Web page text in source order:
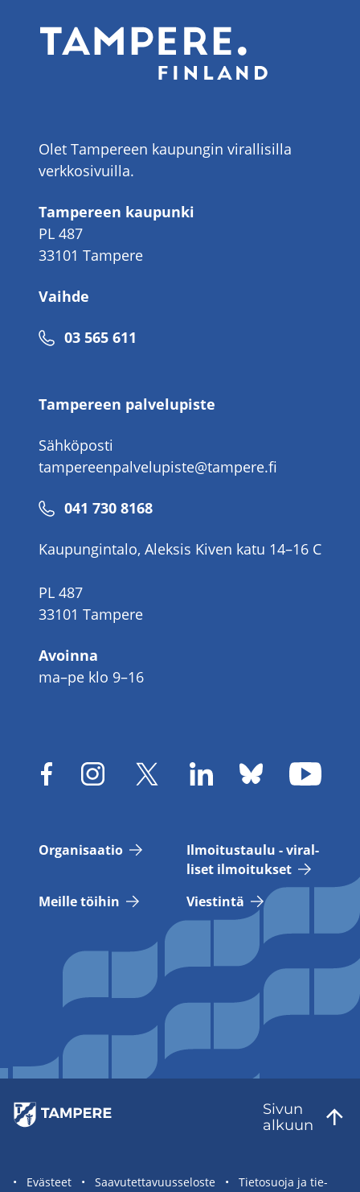
Olet Tampereen kaupungin virallisilla
verkkosivuilla.
Tampereen kaupunki
PL 487
33101 Tampere
Vaihde
Puhelinnumero
03 565 611
Tampereen palvelupiste
Sähköposti
tampereenpalvelupiste@tampere.fi
Puhelinnumero
041 730 8168
Kaupungintalo, Aleksis Kiven katu 14–16 C
PL 487
33101 Tampere
Avoinna
ma–pe klo 9–16
Or­ga­ni­saa­tio
Il­moi­tus­tau­lu - vi­ral­
li­set il­moi­tuk­set
Meil­le töi­hin
Vies­tin­tä
Sivun
al­kuun
Sivuston
Eväs­teet Saa­vu­tet­ta­vuus­se­los­te
Tie­to­suo­ja ja tie­